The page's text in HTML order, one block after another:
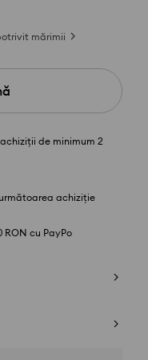
mărimii
de minimum 2
achiziție
RON cu PayPo